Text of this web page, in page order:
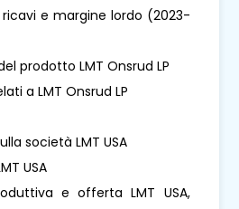
ricavi e margine lordo (2023-
prodotto LMT Onsrud LP
a LMT Onsrud LP
società LMT USA
USA
e offerta LMT USA,